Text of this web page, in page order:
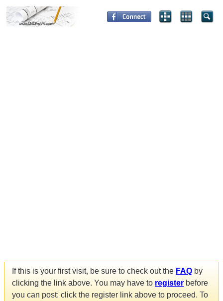
If this is your first visit, be sure to check out the FAQ by
clicking the link above. You may have to register before
you can post: click the register link above to proceed. To